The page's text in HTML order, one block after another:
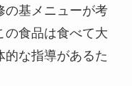
の基メニューが考
の食品は食べて大
的な指導があるた